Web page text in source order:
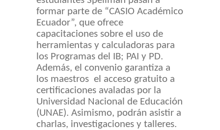
formar parte de “CASIO Académico
Ecuador”, que ofrece
capacitaciones sobre el uso de
herramientas y calculadoras para
los Programas del IB; PAI y PD.
Además, el convenio garantiza a
los maestros el acceso gratuito a
certificaciones avaladas por la
Universidad Nacional de Educación
(UNAE). Asimismo, podrán asistir a
charlas, investigaciones y talleres.